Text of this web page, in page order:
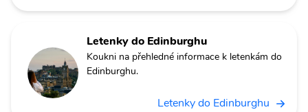
Letenky do Edinburghu
Koukni na přehledné informace k letenkám do
Edinburghu.
Letenky do Edinburghu